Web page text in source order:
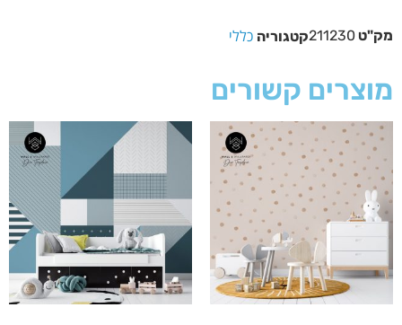
מק"ט 211230קטגוריה כללי
מוצרים קשורים